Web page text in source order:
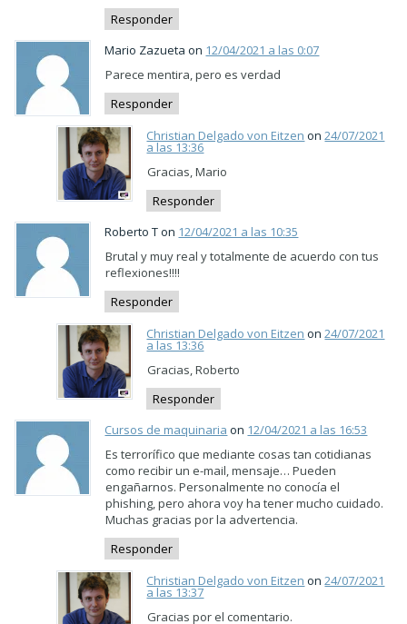
Responder
Mario Zazueta on 12/04/2021 a las 0:07
Parece mentira, pero es verdad
Responder
Christian Delgado von Eitzen on24/07/2021
a las 13:36
Gracias, Mario
Responder
Roberto T on 12/04/2021 a las 10:35
Brutal y muy real y totalmente de acuerdo con tus
reflexiones!!!!
Responder
Christian Delgado von Eitzen on24/07/2021
a las 13:36
Gracias, Roberto
Responder
Cursos de maquinaria on 12/04/2021 a las 16:53
Es terrorífico que mediante cosas tan cotidianas
como recibir un e-mail, mensaje… Pueden
engañarnos. Personalmente no conocía el
phishing, pero ahora voy ha tener mucho cuidado.
Muchas gracias por la advertencia.
Responder
Christian Delgado von Eitzen on24/07/2021
a las 13:37
Gracias por el comentario.